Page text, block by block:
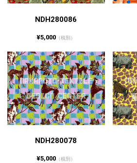
NDH280086
¥5,000 （税別）
NDH280078
¥5,000 （税別）